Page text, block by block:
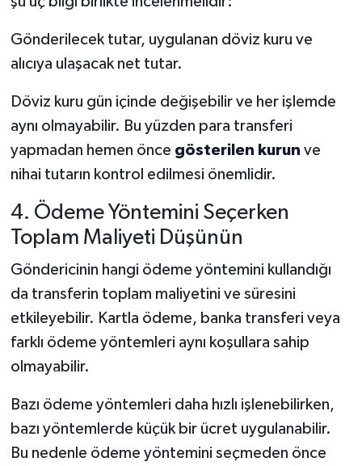
Gönderilecek tutar, uygulanan döviz kuru ve
alıcıya ulaşacak net tutar.
Döviz kuru gün içinde değişebilir ve her işlemde
aynı olmayabilir. Bu yüzden para transferi
yapmadan hemen önce gösterilen kurun ve
nihai tutarın kontrol edilmesi önemlidir.
4. Ödeme Yöntemini Seçerken
Toplam Maliyeti Düşünün
Göndericinin hangi ödeme yöntemini kullandığı
da transferin toplam maliyetini ve süresini
etkileyebilir. Kartla ödeme, banka transferi veya
farklı ödeme yöntemleri aynı koşullara sahip
olmayabilir.
Bazı ödeme yöntemleri daha hızlı işlenebilirken,
bazı yöntemlerde küçük bir ücret uygulanabilir.
Bu nedenle ödeme yöntemini seçmeden önce